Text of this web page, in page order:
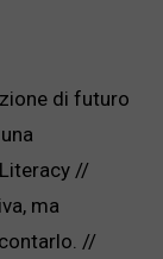
di futuro
//
ma
//